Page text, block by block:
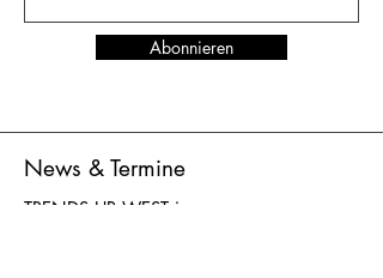
Abonnieren
News & Termine
TRENDS UP WEST in